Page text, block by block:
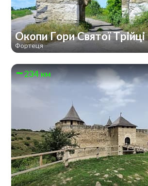
Окопи Гори Святої Трійці
Фортеця
234 км